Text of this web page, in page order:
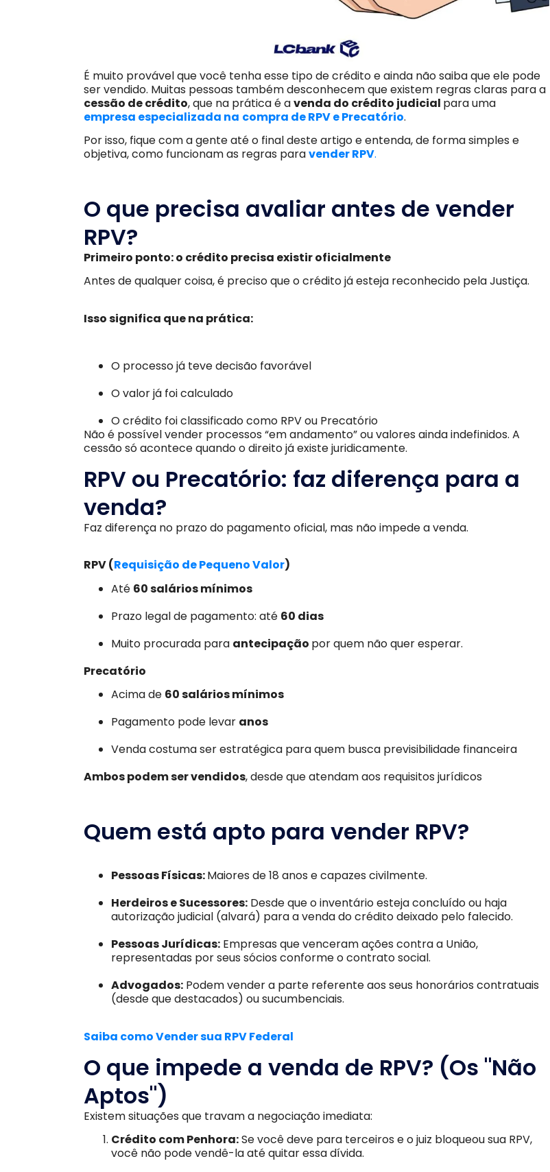
É muito provável que você tenha esse tipo de crédito e ainda não saiba que ele pode
ser vendido. Muitas pessoas também desconhecem que existem regras claras para a
cessão de crédito, que na prática é avenda do crédito judicial para uma
empresa especializada na compra de RPV e Precatório.
Por isso, fique com a gente até o final deste artigo e entenda, de forma simples e
objetiva, como funcionam as regras paravender RPV.
O que precisa avaliar antes de vender
RPV?
Primeiro ponto: o crédito precisa existir oficialmente
Antes de qualquer coisa, é preciso que o crédito já esteja reconhecido pela Justiça.
Isso significa que na prática:
O processo já teve decisão favorável
O valor já foi calculado
O crédito foi classificado como RPV ou Precatório
Não é possível vender processos “em andamento” ou valores ainda indefinidos. A
cessão só acontece quando o direito já existe juridicamente.
RPV ou Precatório: faz diferença para a
venda?
Faz diferença no prazo do pagamento oficial, mas não impede a venda.
RPV (Requisição de Pequeno Valor)
Até 60 salários mínimos
Prazo legal de pagamento: até 60 dias
Muito procurada para antecipação por quem não quer esperar.
Precatório
Acima de 60 salários mínimos
Pagamento pode levar anos
Venda costuma ser estratégica para quem busca previsibilidade financeira
Ambos podem ser vendidos, desde que atendam aos requisitos jurídicos
Quem está apto para vender RPV?
Pessoas Físicas:Maiores de 18 anos e capazes civilmente.
Herdeiros e Sucessores: Desde que o inventário esteja concluído ou haja
autorização judicial (alvará) para a venda do crédito deixado pelo falecido.
Pessoas Jurídicas: Empresas que venceram ações contra a União,
representadas por seus sócios conforme o contrato social.
Advogados: Podem vender a parte referente aos seus honorários contratuais
(desde que destacados) ou sucumbenciais.
Saiba como Vender sua RPV Federal
O que impede a venda de RPV? (Os "Não
Aptos")
Existem situações que travam a negociação imediata:
Crédito com Penhora:Se você deve para terceiros e o juiz bloqueou sua RPV,
você não pode vendê-la até quitar essa dívida.